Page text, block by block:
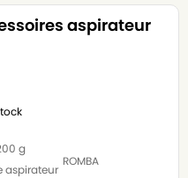
aspirateur
g
aspirateur
ROMBA